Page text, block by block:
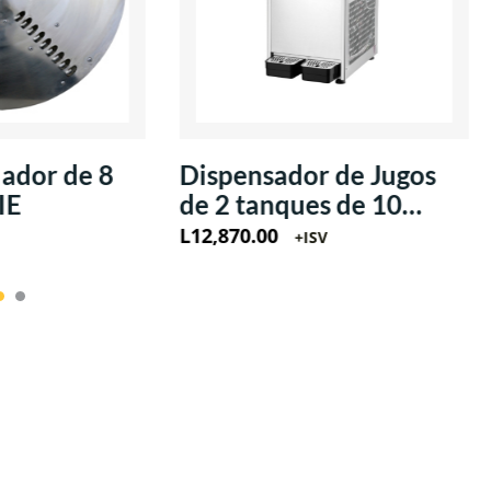
de 8
Dispensador de Jugos
de 2 tanques de 10
litros 110V/60Hz/1Ph
L12,870.00 +ISV